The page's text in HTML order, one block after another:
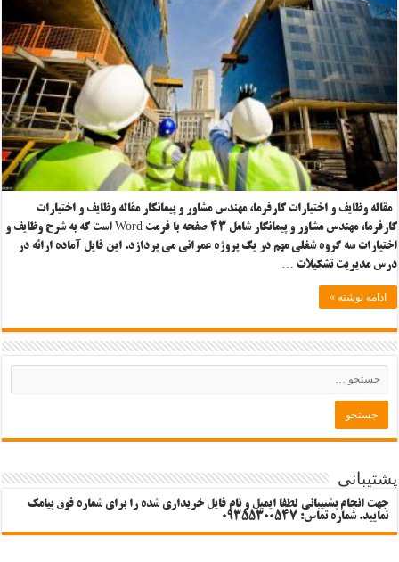
مقاله وظایف و اختیارات کارفرما، مهندس مشاور و پیمانکار مقاله وظایف و اختیارات
کارفرما، مهندس مشاور و پیمانکار شامل ۴۳ صفحه با فرمت Word است که به شرح وظایف و
اختیارات سه گروه شغلی مهم در یک پروژه عمرانی می پردازد. این فایل آماده ارائه در
درس مدیریت تشکیلات …
ادامه نوشته »
پشتیبانی
جهت انجام پشتیبانی لطفا ایمیل و نام فایل خریداری شده را برای شماره فوق پیامک
نمایید. شماره تماس: 09355300547